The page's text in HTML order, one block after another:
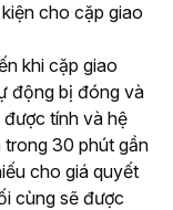
cho cặp giao
khi cặp giao
động bị đóng và
tính và hệ
trong 30 phút gần
cho giá quyết
cùng sẽ được